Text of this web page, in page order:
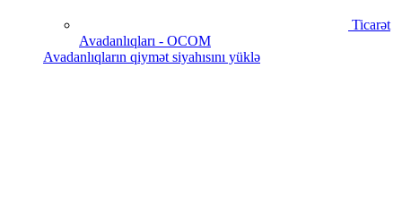
Ticarət
Avadanlıqları - OCOM
Avadanlıqların qiymət siyahısını yüklə